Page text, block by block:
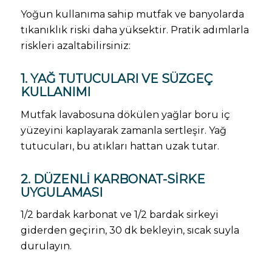
Yoğun kullanıma sahip mutfak ve banyolarda
tıkanıklık riski daha yüksektir. Pratik adımlarla
riskleri azaltabilirsiniz:
1. YAĞ TUTUCULARI VE SÜZGEÇ
KULLANIMI
Mutfak lavabosuna dökülen yağlar boru iç
yüzeyini kaplayarak zamanla sertleşir. Yağ
tutucuları, bu atıkları hattan uzak tutar.
2. DÜZENLI KARBONAT-SIRKE
UYGULAMASI
1/2 bardak karbonat ve 1/2 bardak sirkeyi
giderden geçirin, 30 dk bekleyin, sıcak suyla
durulayın.